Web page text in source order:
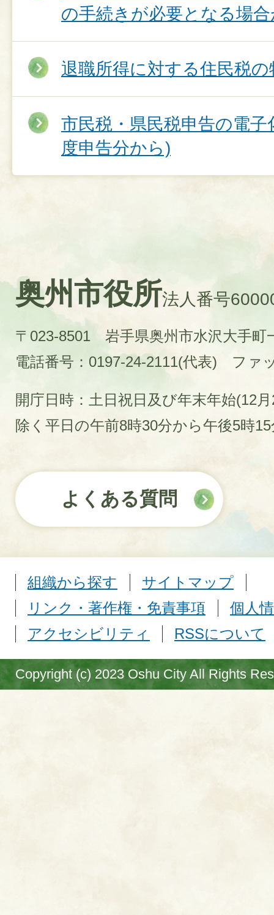
の手続きが必要となる場
退職所得に対する住民税の
市民税・県民税申告の電
度申告分から)
奥州市役所法人番号
〒023-8501 岩手県奥州市水沢大手町
電話番号：0197-24-2111(代表)
ファ
開庁日時：土日祝日及び年末年始(12
除く平日の午前8時30分から午後5時
よくある質問
組織から探す
サイトマップ
リンク・著作権・免責事項
個人
アクセシビリティ
RSSについて
Copyright (c) 2023 Oshu City All Rights